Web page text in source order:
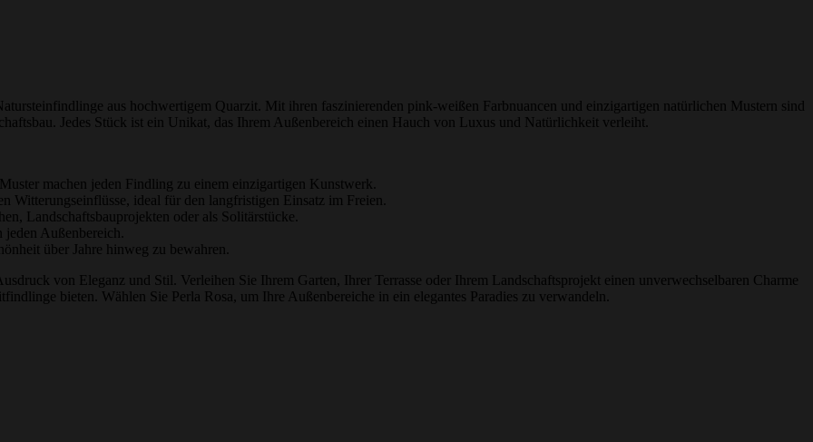
aus hochwertigem Quarzit. Mit ihren faszinierenden pink-weißen Farbnuancen und einzigartigen natürlichen Mustern sind
Jedes Stück ist ein Unikat, das Ihrem Außenbereich einen Hauch von Luxus und Natürlichkeit verleiht.
machen jeden Findling zu einem einzigartigen Kunstwerk.
ideal für den langfristigen Einsatz im Freien.
Landschaftsbauprojekten oder als Solitärstücke.
Außenbereich.
über Jahre hinweg zu bewahren.
von Eleganz und Stil. Verleihen Sie Ihrem Garten, Ihrer Terrasse oder Ihrem Landschaftsprojekt einen unverwechselbaren Charme
bieten. Wählen Sie Perla Rosa, um Ihre Außenbereiche in ein elegantes Paradies zu verwandeln.